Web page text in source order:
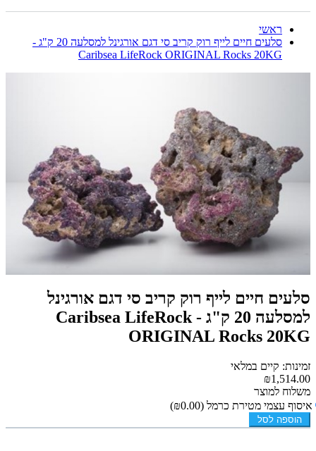
ראשי
סלעים חיים לייף רוק קריב סי דגם אורגינל למסלעה 20 ק"ג -
Caribsea LifeRock ORIGINAL Rocks 20KG
סלעים חיים לייף רוק קריב סי דגם אורגינל
למסלעה 20 ק"ג - Caribsea LifeRock
ORIGINAL Rocks 20KG
זמינות: קיים במלאי
₪1,514.00
משלוח למוצר
איסוף עצמי מטירת כרמל (₪0.00)
הוספה לסל